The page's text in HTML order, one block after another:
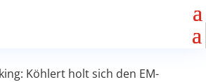
Köhlert holt sich den EM-